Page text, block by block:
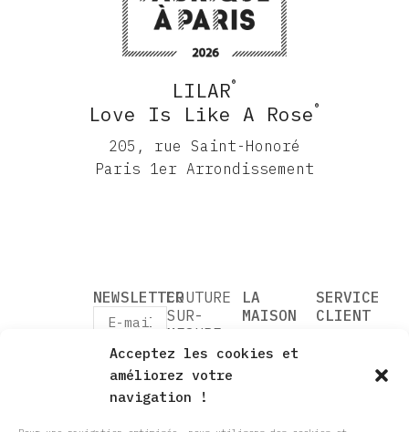
Acceptez les cookies et
améliorez votre
navigation !
LILAR®
Love Is Like A Rose ®
205, rue Saint-Honoré
Paris 1er Arrondissement
COUTURE
SUR-
MESURE
SOMETHING OLD
PARADIS
BLANC
ALLEGORIES
LA
MAISON
CRÉATRICE
SERVICE
CLIENT
NEWSLETTER
J’accepte
traitement
données